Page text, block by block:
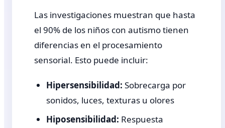
Las investigaciones muestran que hasta
el 90% de los niños con autismo tienen
diferencias en el procesamiento
sensorial. Esto puede incluir:
Hipersensibilidad: Sobrecarga por
sonidos, luces, texturas u olores
Hiposensibilidad: Respuesta